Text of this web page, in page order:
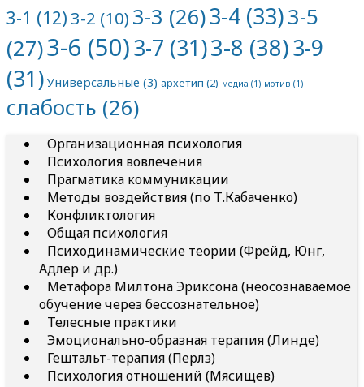
3-1 (12)3-2 (10) 3-3 (26)3-4 (33)3-5
(27)3-6 (50)3-7 (31)3-8 (38)3-9
(31) Универсальные (3) архетип (2) медиа (1) мотив (1)
слабость (26)
Организационная психология
Психология вовлечения
Прагматика коммуникации
Методы воздействия (по Т.Кабаченко)
Конфликтология
Общая психология
Психодинамические теории (Фрейд, Юнг,
Адлер и др.)
Метафора Милтона Эриксона (неосознаваемое
обучение через бессознательное)
Телесные практики
Эмоционально-образная терапия (Линде)
Гештальт-терапия (Перлз)
Психология отношений (Мясищев)